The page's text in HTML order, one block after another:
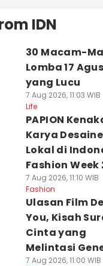
IDN
30 Macam-
Lomba 17
yang Lucu
7 Aug 2026, 11:03 WIB
Life
PAPION
Karya
Lokal di
Fashion Week
7 Aug 2026, 11:10 WIB
Fashion
Ulasan Film
You, Kisah
Cinta yang
Melintasi
7 Aug 2026, 11:00 WIB